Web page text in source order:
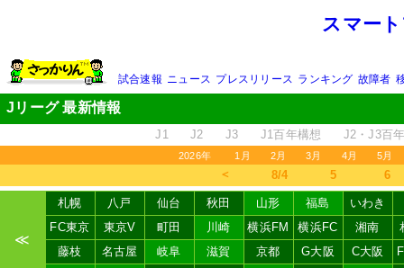
スマー
試合速報 ニュース プレスリリース ランキング 故障者
Jリーグ 最新情報
J1 J2 J3 J1百年構想 J2・J3百
2026年 1月 2月 3月 4月 5月
＜ 8/4 5 6
≪
札幌 八戸 仙台 秋田 山形 福島
いわき
FC東京
東京V 町田 川崎 横浜FM 横浜FC 湘南
藤枝
名古屋 岐阜 滋賀 京都 G大阪 C大阪